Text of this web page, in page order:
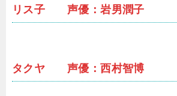
リス子 声優：岩男潤子
タクヤ 声優：西村智博